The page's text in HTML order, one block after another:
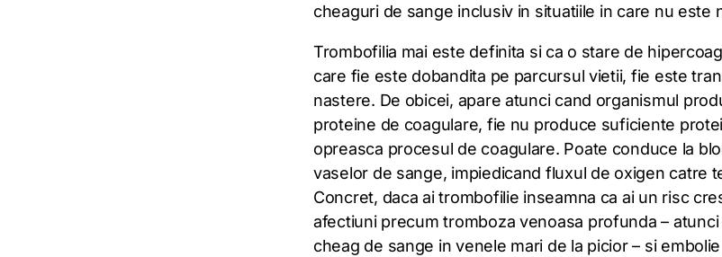
cheaguri de sange inclusiv in situatiile in care nu este
Trombofilia mai este definita si ca o stare de
care fie este dobandita pe parcursul vietii, fie este
nastere. De obicei, apare atunci cand organismul
proteine de coagulare, fie nu produce suficiente
opreasca procesul de coagulare. Poate conduce la
vaselor de sange, impiedicand fluxul de oxigen catre
Concret, daca ai trombofilie inseamna ca ai un risc
afectiuni precum tromboza venoasa profunda –
cheag de sange in venele mari de la picior – si